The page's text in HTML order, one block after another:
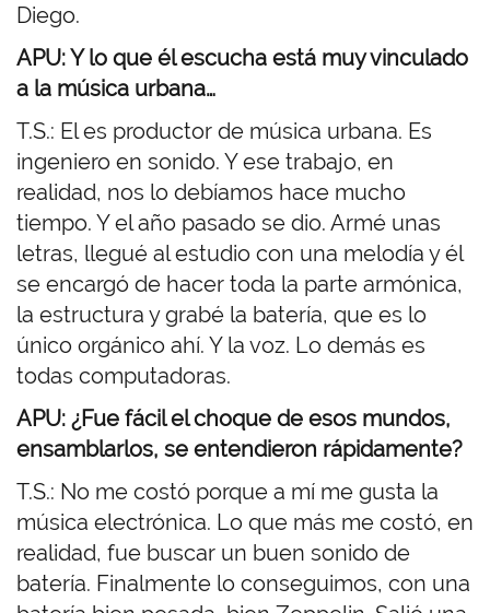
Diego.
APU: Y lo que él escucha está muy vinculado
a la música urbana…
T.S.: El es productor de música urbana. Es
ingeniero en sonido. Y ese trabajo, en
realidad, nos lo debíamos hace mucho
tiempo. Y el año pasado se dio. Armé unas
letras, llegué al estudio con una melodía y él
se encargó de hacer toda la parte armónica,
la estructura y grabé la batería, que es lo
único orgánico ahí. Y la voz. Lo demás es
todas computadoras.
APU: ¿Fue fácil el choque de esos mundos,
ensamblarlos, se entendieron rápidamente?
T.S.: No me costó porque a mí me gusta la
música electrónica. Lo que más me costó, en
realidad, fue buscar un buen sonido de
batería. Finalmente lo conseguimos, con una